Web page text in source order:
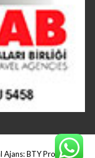
Ajans:BTY Production